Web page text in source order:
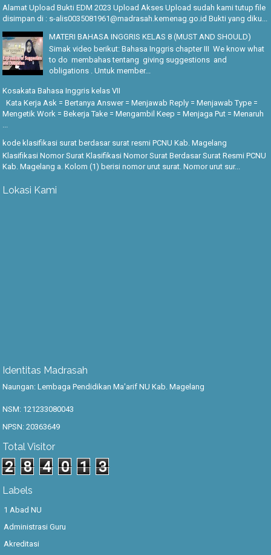
Alamat Upload Bukti EDM 2023 Upload Akses Upload sudah kami tutup file
disimpan di : s-alis0035081961@madrasah.kemenag.go.id Bukti yang diku...
MATERI BAHASA INGGRIS KELAS 8 (MUST AND SHOULD)
Simak video berikut: Bahasa Inggris chapter III We know what
to do membahas tentang giving suggestions and
obligations . Untuk member...
Kosakata Bahasa Inggris kelas VII
Kata Kerja Ask = Bertanya Answer = Menjawab Reply = Menjawab Type =
Mengetik Work = Bekerja Take = Mengambil Keep = Menjaga Put = Menaruh
...
kode klasifikasi surat berdasar surat resmi PCNU Kab. Magelang
Klasifikasi Nomor Surat Klasifikasi Nomor Surat Berdasar Surat Resmi PCNU
Kab. Magelang a. Kolom (1) berisi nomor urut surat. Nomor urut sur...
Lokasi Kami
Identitas Madrasah
Naungan: Lembaga Pendidikan Ma'arif NU Kab. Magelang
NSM: 121233080043
NPSN: 20363649
Total Visitor
2 8 4 0 1 3
Labels
1 Abad NU
Administrasi Guru
Akreditasi